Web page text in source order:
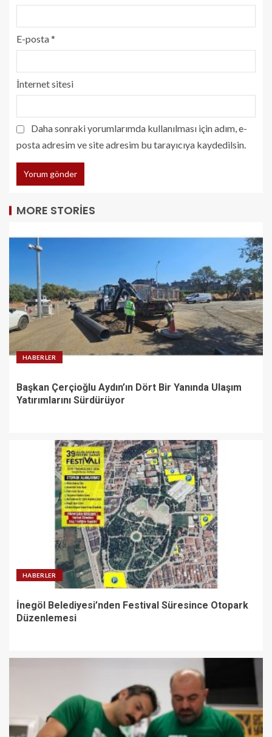
E-posta*
İnternet sitesi
Daha sonraki yorumlarımda kullanılması için adım, e-
posta adresim ve site adresim bu tarayıcıya kaydedilsin.
MORE STORIES
HABERLER
Başkan Çerçioğlu Aydın’ın Dört Bir Yanında Ulaşım
Yatırımlarını Sürdürüyor
HABERLER
İnegöl Belediyesi’nden Festival Süresince Otopark
Düzenlemesi